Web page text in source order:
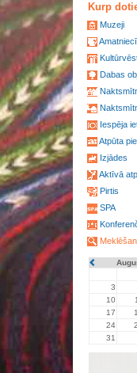
Kurp
Muzeji
Dabas
Iespēja
Atpūta
Izjādes
Aktīvā
Pirtis
SPA
3
10
17
24
31